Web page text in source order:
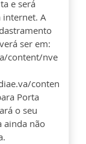
e será
internet. A
ser em:
content/nve
conten
Porta
o seu
ainda não